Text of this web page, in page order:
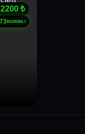
2200₺
İNDİRİMLİ